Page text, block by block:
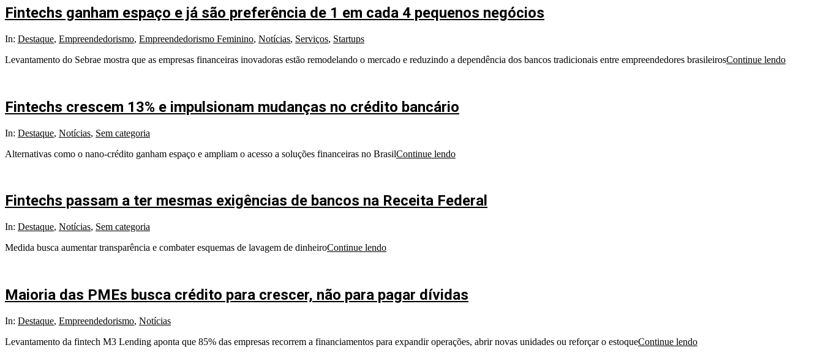
Fintechs ganham espaço e já são preferência de 1 em cada 4 pequenos negócios
2025-
08
In: Destaque, Empreendedorismo, Empreendedorismo Feminino, Notícias, Serviços, Startups
Levantamento do Sebrae mostra que as empresas financeiras inovadoras estão remodelando o mercado e reduzindo a dependência dos bancos tradicionais entre empreendedores brasileirosContinue lendo
Fintechs crescem 13% e impulsionam mudanças no crédito bancário
2025-
02
In: Destaque, Notícias, Sem categoria
Alternativas como o nano-crédito ganham espaço e ampliam o acesso a soluções financeiras no BrasilContinue lendo
Fintechs passam a ter mesmas exigências de bancos na Receita Federal
2025-
12
In: Destaque, Notícias, Sem categoria
Medida busca aumentar transparência e combater esquemas de lavagem de dinheiroContinue lendo
Maioria das PMEs busca crédito para crescer, não para pagar dívidas
2025-
05
In: Destaque, Empreendedorismo, Notícias
Levantamento da fintech M3 Lending aponta que 85% das empresas recorrem a financiamentos para expandir operações, abrir novas unidades ou reforçar o estoqueContinue lendo